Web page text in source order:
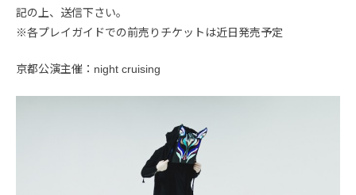
記の上、送信下さい。
※各プレイガイドでの前売りチケットは近日発売予定
京都公演主催：night cruising